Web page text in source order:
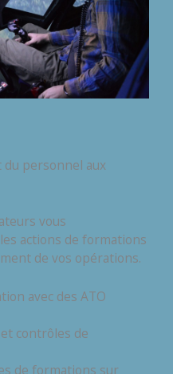
du personnel aux
vous
actions de formations
de vos opérations.
avec des ATO
contrôles de
de formations sur